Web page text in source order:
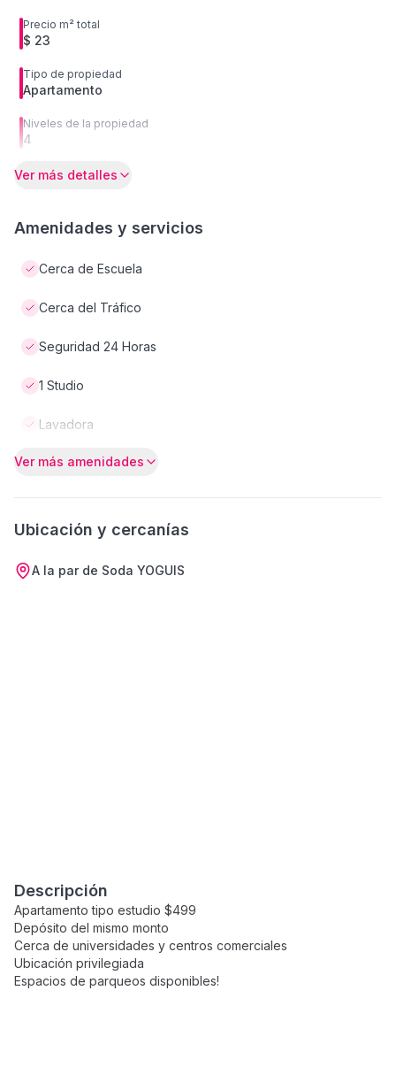
Precio m² total
$ 23
Tipo de propiedad
Apartamento
Niveles de la propiedad
4
Ver más detalles
Amenidades y servicios
Cerca de Escuela
Cerca del Tráfico
Seguridad 24 Horas
1 Studio
Lavadora
Ver más amenidades
Ubicación y cercanías
A la par de Soda YOGUIS
Descripción
Apartamento tipo estudio $499
Depósito del mismo monto
Cerca de universidades y centros comerciales
Ubicación privilegiada
Espacios de parqueos disponibles!